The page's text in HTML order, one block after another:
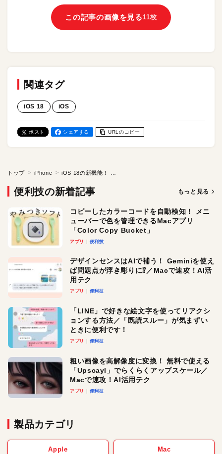
この記事の画像を見る 11枚
関連タグ
iOS 18 iOS
ポスト シェアする URLのコピー
トップ iPhone
便利技の新着記事 もっと見る
コピーしたカラーコードを自動検知！ メニ
ューバーで色を管理できるMacアプリ
「Color Copy Bucket」
アプリ 便利技
デザインセンスはAIで補う！ Geminiを使え
ば問題点が浮き彫りに⁉︎／Macで速攻！AI活
用テク
アプリ 便利技
「LINE」で好きな絵文字を使ってリアクシ
ョンする方法／「既読スルー」が気まずい
ときに便利です！
アプリ 便利技
粗い画像を高解像度に変換！ 無料で使える
「Upscayl」でらくらくアップスケール／
Macで速攻！AI活用テク
アプリ 便利技
製品カテゴリ
Apple Mac